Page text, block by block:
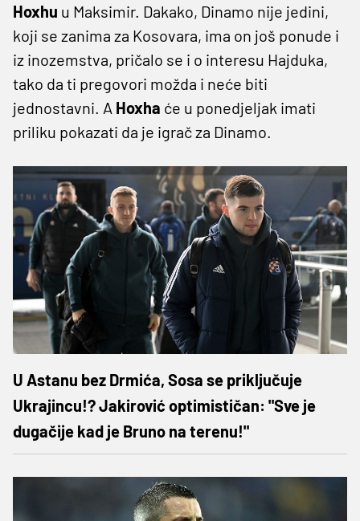
Hoxhu u Maksimir. Dakako, Dinamo nije jedini,
koji se zanima za Kosovara, ima on još ponude i
iz inozemstva, pričalo se i o interesu Hajduka,
tako da ti pregovori možda i neće biti
jednostavni. A Hoxha će u ponedjeljak imati
priliku pokazati da je igrač za Dinamo.
U Astanu bez Drmića, Sosa se priključuje
Ukrajincu!? Jakirović optimističan: "Sve je
dugačije kad je Bruno na terenu!"